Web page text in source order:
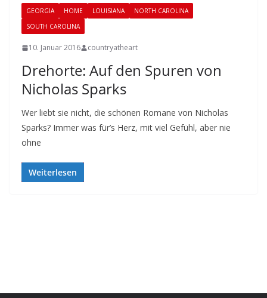
GEORGIA HOME LOUISIANA
NORTH CAROLINA
SOUTH CAROLINA
10. Januar 2016 countryatheart
Drehorte: Auf den Spuren von
Nicholas Sparks
Wer liebt sie nicht, die schönen Romane von Nicholas
Sparks? Immer was für’s Herz, mit viel Gefühl, aber nie
ohne
Weiterlesen